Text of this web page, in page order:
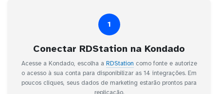
1
Conectar RDStation na Kondado
Acesse a Kondado, escolha a RDStation como fonte e autorize
o acesso à sua conta para disponibilizar as 14 integrações. Em
poucos cliques, seus dados de marketing estarão prontos para